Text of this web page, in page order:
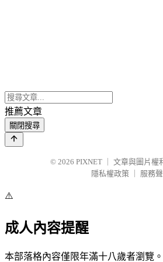
推薦文章
關閉搜尋
© 2026 PIXNET
文章與圖片權
隱私權政策
服務
⚠️
成人內容提醒
本部落格內容僅限年滿十八歲者瀏覽。